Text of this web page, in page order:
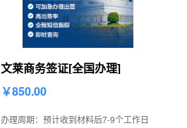
文莱商务签证[全国办理]
￥850.00
办理周期：预计收到材料后7-9个工作日